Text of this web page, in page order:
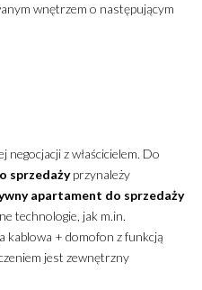
wnętrzem o następującym
z właścicielem. Do
sprzedażyprzynależy
apartament do sprzedaży
technologie, jak m.in.
kablowa + domofon z funkcją
jest zewnętrzny